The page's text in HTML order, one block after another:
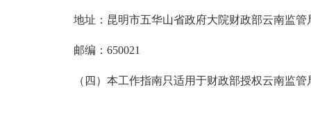
地址：昆明市五华山省政府大院财政部云南监管
邮编：650021
（四）本工作指南只适用于财政部授权云南监管局